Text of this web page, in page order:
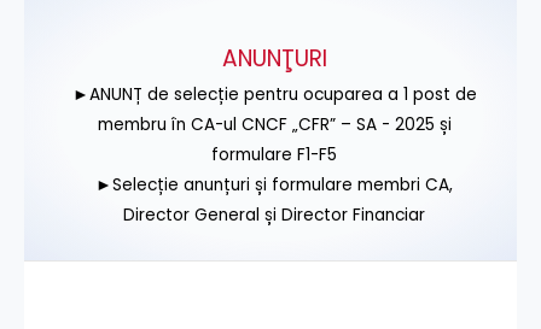
ANUNŢURI
►ANUNȚ de selecție pentru ocuparea a 1 post de
membru în CA-ul CNCF „CFR” – SA - 2025 și
formulare F1-F5
►Selecție anunțuri și formulare membri CA,
Director General și Director Financiar